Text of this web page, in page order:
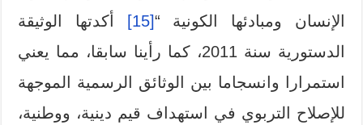
الإنسان ومبادئها الكونية “[15]
أكدتها الوثيقة
الدستورية سنة 2011، كما رأينا سابقا، مما يعني
استمرارا وانسجاما بين الوثائق الرسمية الموجهة
للإصلاح التربوي في استهداف قيم دينية، ووطنية،